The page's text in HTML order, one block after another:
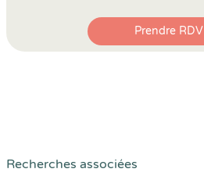
Prendre RDV
Recherches associées